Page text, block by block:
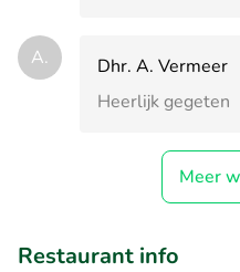
A.
Dhr. A. Vermeer
Heerlijk gegeten
Meer
Restaurant info